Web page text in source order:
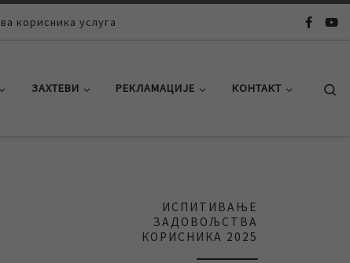
корисника услуга
ЗАХТЕВИ РЕКЛАМАЦИЈЕ КОНТАКТ
ИСПИТИВАЊЕ
ЗАДОВОЉСТВА
КОРИСНИКА 2025